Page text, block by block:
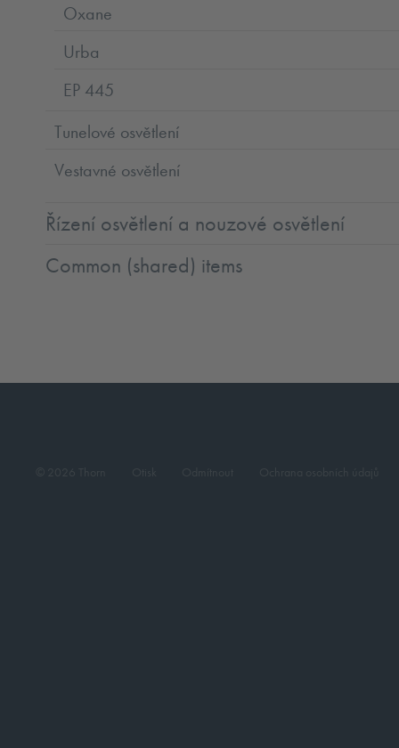
Oxane
Urba
EP 445
Tunelové osvětlení
Vestavné osvětlení
Řízení osvětlení a nouzové osvětlení
Common (shared) items